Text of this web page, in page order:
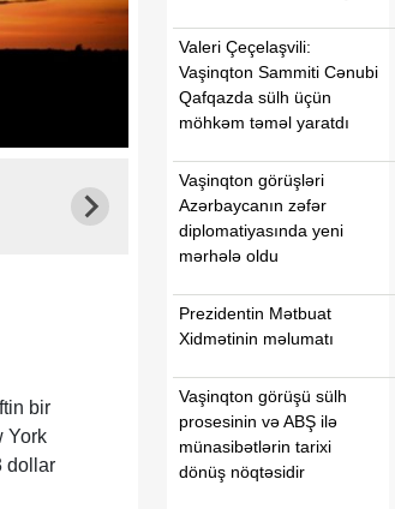
bir
York
dollar
Valeri Çeçelaşvili:
Vaşinqton Sammiti Cənubi
Qafqazda sülh üçün
möhkəm təməl yaratdı
Vaşinqton görüşləri
Azərbaycanın zəfər
diplomatiyasında yeni
mərhələ oldu
Prezidentin Mətbuat
Xidmətinin məlumatı
Vaşinqton görüşü sülh
prosesinin və ABŞ ilə
münasibətlərin tarixi
dönüş nöqtəsidir